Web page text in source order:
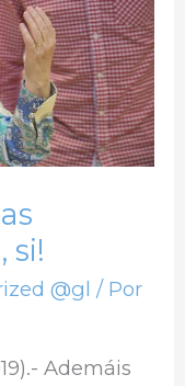
si!
@gl / Por
Ademáis